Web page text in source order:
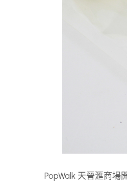
PopWalk 天晉滙商場